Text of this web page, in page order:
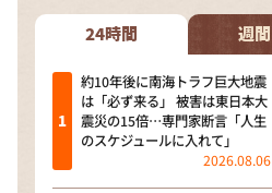
24時間 週間
約10年後に南海トラフ巨大地震
は「必ず来る」 被害は東日本大
震災の15倍…専門家断言「人生
のスケジュールに入れて」
2026.08.06